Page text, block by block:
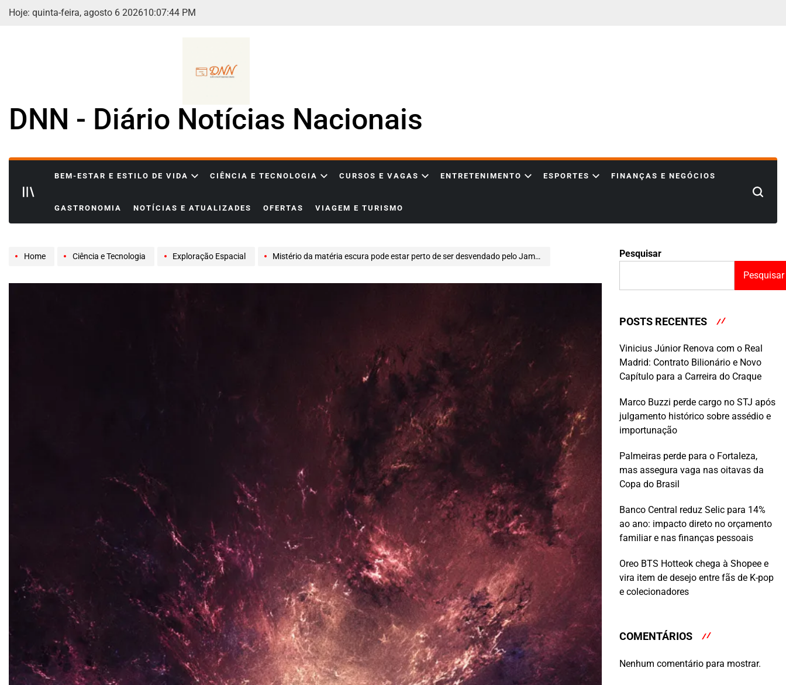
Skip
Hoje: quinta-feira, agosto 6 202610:07:45 PM
DNN - Diário Notícias Nacionais
BEM-ESTAR E ESTILO DE VIDA CIÊNCIA E TECNOLOGIA CURSOS E VAGAS ENTRETENIMENTO ESPORTES FINANÇAS E NEGÓCIOS
GASTRONOMIA NOTÍCIAS E ATUALIZADES OFERTAS VIAGEM E TURISMO
Search
Home Ciência e Tecnologia Exploração Espacial Mistério da matéria escura pode estar perto de ser desvendado pelo James Webb
Pesquisar
Pesquisar
POSTS RECENTES
Vinicius Júnior Renova com o Real
Madrid: Contrato Bilionário e Novo
Capítulo para a Carreira do Craque
Marco Buzzi perde cargo no STJ após
julgamento histórico sobre assédio e
importunação
Palmeiras perde para o Fortaleza,
mas assegura vaga nas oitavas da
Copa do Brasil
Banco Central reduz Selic para 14%
ao ano: impacto direto no orçamento
familiar e nas finanças pessoais
Oreo BTS Hotteok chega à Shopee e
vira item de desejo entre fãs de K-pop
e colecionadores
COMENTÁRIOS
Nenhum comentário para mostrar.